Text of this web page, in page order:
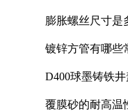
膨胀螺丝尺寸是
镀锌方管有哪些
D400球墨铸铁
覆膜砂的耐高温